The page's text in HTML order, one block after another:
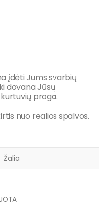
įdėti Jums svarbių
dovana Jūsų
proga.
nuo realios spalvos.
Žalia